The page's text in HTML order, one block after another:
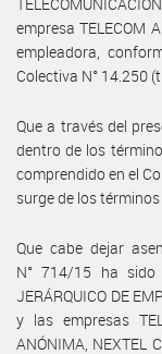
empresa TELECOM
empleadora,
Colectiva N° 14.250
Que a través del
dentro de los
comprendido en el
surge de los
Que cabe dejar
N° 714/15 ha sido
JERÁRQUICO DE
y las empresas
ANÓNIMA, NEXTEL